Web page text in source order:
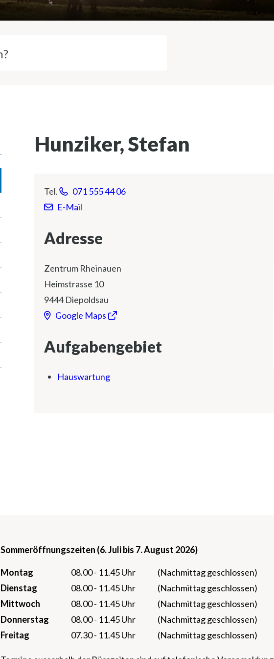
Hunziker, Stefan
Tel.
071 555 44 06
E-Mail
Adresse
Zentrum Rheinauen
Heimstrasse 10
9444 Diepoldsau
Google Maps
Aufgabengebiet
Hauswartung
Sommeröffnungszeiten (6. Juli bis 7. August 2026)
Montag 08.00 - 11.45 Uhr
(Nachmittag geschlossen)
Dienstag 08.00 - 11.45 Uhr
(Nachmittag geschlossen)
Mittwoch 08.00 - 11.45 Uhr
(Nachmittag geschlossen)
Donnerstag 08.00 - 11.45 Uhr
(Nachmittag geschlossen)
Freitag 07.30 - 11.45 Uhr (Nachmittag geschlossen)